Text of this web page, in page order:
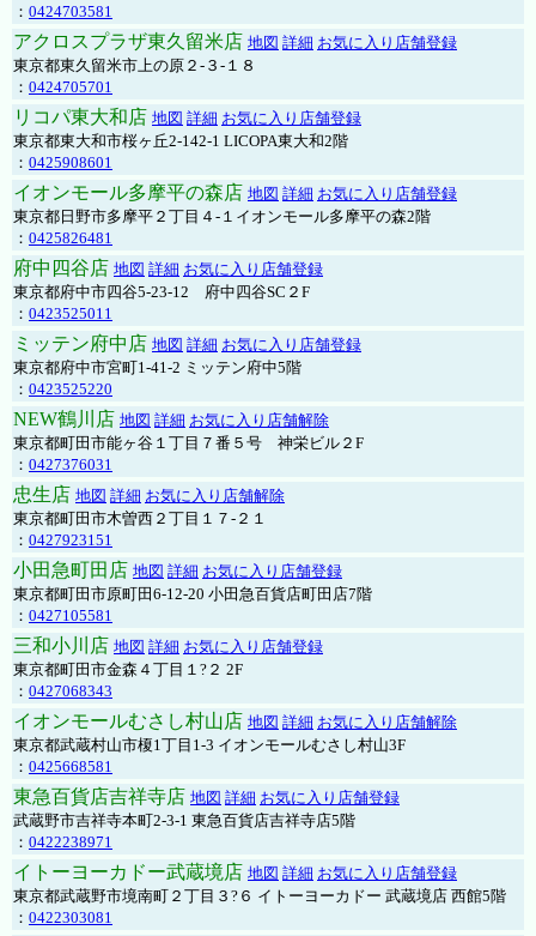
： 0424703581
アクロスプラザ東久留米店 地図 詳細 お気に入り店舗登録
東京都東久留米市上の原２-３-１８
： 0424705701
リコパ東大和店 地図 詳細 お気に入り店舗登録
東京都東大和市桜ヶ丘2-142-1 LICOPA東大和2階
： 0425908601
イオンモール多摩平の森店 地図 詳細 お気に入り店舗登録
東京都日野市多摩平２丁目４-１イオンモール多摩平の森2階
： 0425826481
府中四谷店 地図 詳細 お気に入り店舗登録
東京都府中市四谷5-23-12 府中四谷SC２F
： 0423525011
ミッテン府中店 地図 詳細 お気に入り店舗登録
東京都府中市宮町1-41-2 ミッテン府中5階
： 0423525220
NEW鶴川店 地図 詳細 お気に入り店舗解除
東京都町田市能ヶ谷１丁目７番５号 神栄ビル２F
： 0427376031
忠生店 地図 詳細 お気に入り店舗解除
東京都町田市木曽西２丁目１７-２１
： 0427923151
小田急町田店 地図 詳細 お気に入り店舗登録
東京都町田市原町田6-12-20 小田急百貨店町田店7階
： 0427105581
三和小川店 地図 詳細 お気に入り店舗登録
東京都町田市金森４丁目１?２ 2F
： 0427068343
イオンモールむさし村山店 地図 詳細 お気に入り店舗解除
東京都武蔵村山市榎1丁目1-3 イオンモールむさし村山3F
： 0425668581
東急百貨店吉祥寺店 地図 詳細 お気に入り店舗登録
武蔵野市吉祥寺本町2-3-1 東急百貨店吉祥寺店5階
： 0422238971
イトーヨーカドー武蔵境店 地図 詳細 お気に入り店舗登録
東京都武蔵野市境南町２丁目３?６ イトーヨーカドー 武蔵境店 西館5階
： 0422303081